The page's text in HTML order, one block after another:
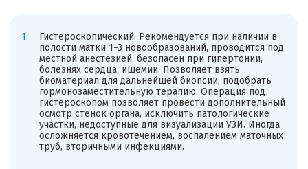
Гистероскопический. Рекомендуется при наличии в
полости матки 1−3 новообразований, проводится под
местной анестезией, безопасен при гипертонии,
болезнях сердца, ишемии. Позволяет взять
биоматериал для дальнейшей биопсии, подобрать
гормонозаместительную терапию. Операция под
гистероскопом позволяет провести дополнительный
осмотр стенок органа, исключить патологические
участки, недоступные для визуализации УЗИ. Иногда
осложняется кровотечением, воспалением маточных
труб, вторичными инфекциями.